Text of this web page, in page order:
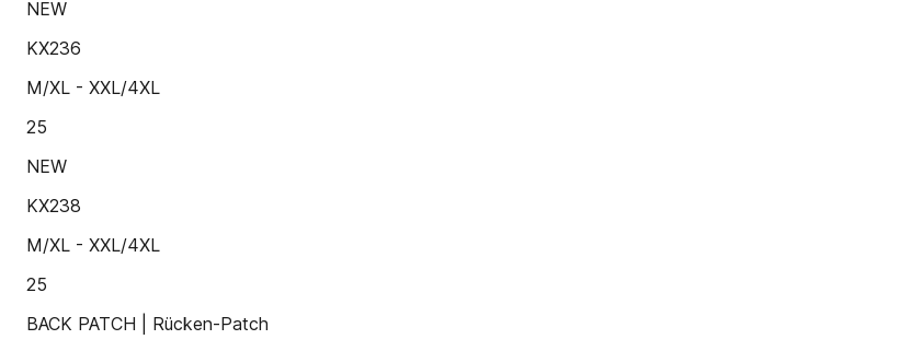
NEW
KX236
M/XL - XXL/4XL
25
NEW
KX238
M/XL - XXL/4XL
25
BACK PATCH | Rücken-Patch